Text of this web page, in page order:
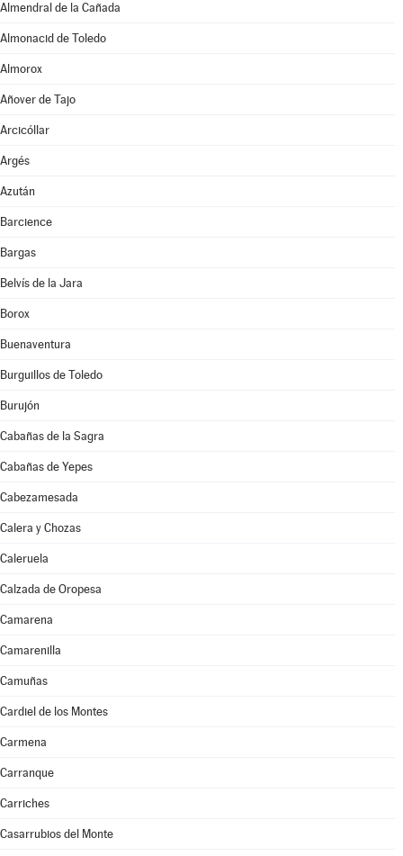
Almendral de la Cañada
Almonacid de Toledo
Almorox
Añover de Tajo
Arcicóllar
Argés
Azután
Barcience
Bargas
Belvís de la Jara
Borox
Buenaventura
Burguillos de Toledo
Burujón
Cabañas de la Sagra
Cabañas de Yepes
Cabezamesada
Calera y Chozas
Caleruela
Calzada de Oropesa
Camarena
Camarenilla
Camuñas
Cardiel de los Montes
Carmena
Carranque
Carriches
Casarrubios del Monte